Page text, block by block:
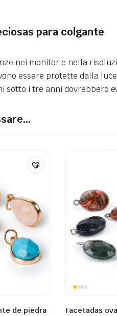
para colgante
nei monitor e nella
essere protette dalla
sotto i tre anni dovrebbero
de piedra
Facetadas